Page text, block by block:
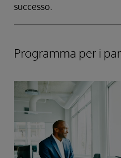
successo.
Programma per i